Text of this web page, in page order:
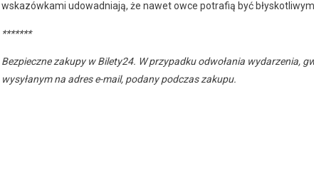
wskazówkami udowadniają, że nawet owce potrafią być
*******
Bezpieczne zakupy w Bilety24. W przypadku odwołania
wysyłanym na adres e-mail, podany podczas zakupu.